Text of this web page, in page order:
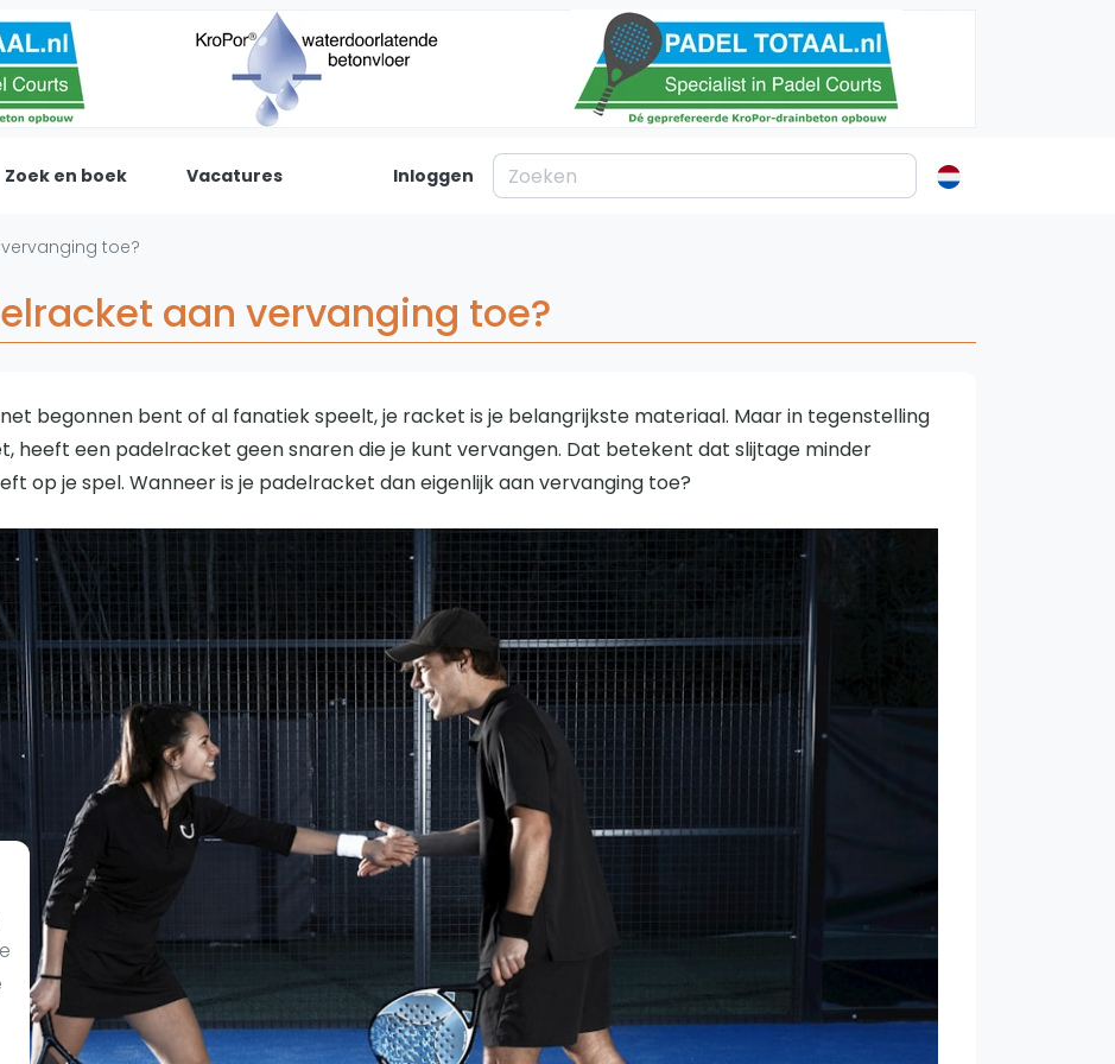
Padel
Forum
Nieuws
Overige
Ranglijsten
Nationale Toernooien
Internationale toernooien
Over ons
Contact
WhatsApp
Join WhatsApp Community
Zoek en boek Vacatures Inloggen
toe?
aan vervanging toe?
net begonnen bent of al fanatiek speelt, je racket is je belangrijkste materiaal. Maar in tegenstelling
heeft een padelracket geen snaren die je kunt vervangen. Dat betekent dat slijtage minder
op je spel. Wanneer is je padelracket dan eigenlijk aan vervanging toe?